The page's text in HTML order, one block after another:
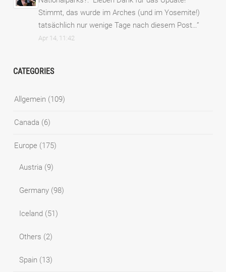
Stimmt, das wurde im Arches (und im Yosemite!)
tatsächlich nur wenige Tage nach diesem Post…”
Apr 14, 11:42
CATEGORIES
Allgemein (109)
Canada (6)
Europe (175)
Austria (9)
Germany (98)
Iceland (51)
Others (2)
Spain (13)